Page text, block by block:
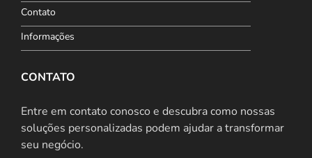
Contato
Informações
CONTATO
Entre em contato conosco e descubra como nossas
soluções personalizadas podem ajudar a transformar
seu negócio.